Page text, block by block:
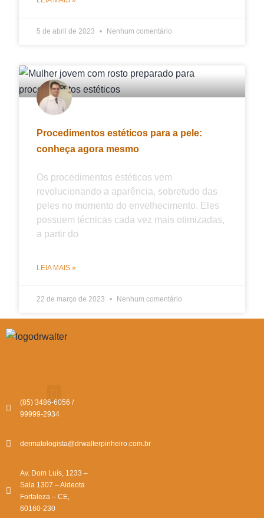
5 de abril de 2023 Nenhum comentário
Procedimentos estéticos para a pele:
conheça agora mesmo
Os procedimentos estéticos vem
revolucionando a aparência, sobretudo das
peles no momento do envelhecimento. Eles
possuem técnicas cada vez mais otimizadas,
a partir do
LEIA MAIS »
22 de março de 2023 Nenhum comentário
(85) 3486-6056 /
99999-2934
dermatologista@drwalterpinheiro.com.br
Av. Dom Luís, 1233 –
Sala 1307 – Aldeota
Fortaleza – CE,
60160-230